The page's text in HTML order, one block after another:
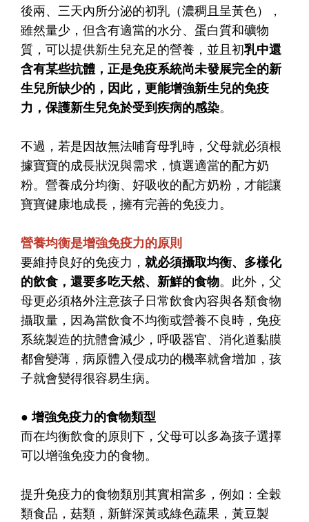
後兩、三天內所分泌的初乳（濃稠且呈黃色），
雖然量少，但含有適當的水分、蛋白質和礦物
質，可以提供新生兒充足的營養，並且初乳中還
含有某些抗體，正是免疫系統尚未發展完全的新
生兒所缺少的 ，因此，更能增強新生兒的免疫
力，保護新生兒免於受到疾病的感染。
不過，若是因故無法哺育母乳時，父母就必須根
據寶寶的成長狀況與需求，慎選適當的配方奶
粉。營養成分均衡、好吸收的配方奶粉，才能讓
寶寶健康地成長，擁有完善的免疫力。
營養均衡是增強免疫力的原則
要維持良好的免疫力， 就必須攝取均衡、多樣化
的飲食 ，還要多吃天然、新鮮的食物。此外，父
母更必須格外注意孩子日常飲食內容與各類食物
攝取量，因為當飲食不均衡或營養不良時，免疫
系統製造的抗體會減少，呼吸器官、消化道黏膜
都會變薄，病原體入侵成功的機率就會增加，孩
子就會變得很容易生病。
● 增強免疫力的食物類型
而在均衡飲食的原則下，父母可以多為孩子選擇
可以增強免疫力的食物。
提升免疫力的食物類別其實相當多，例如：全穀
類食品，菇類，新鮮深黃或綠色蔬果，黃豆製